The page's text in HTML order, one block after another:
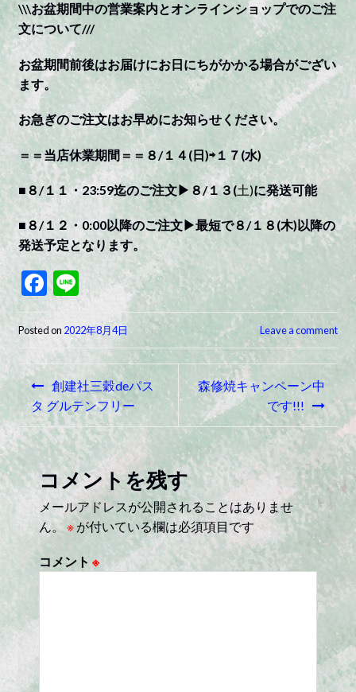
\\\お盆期間中の営業案内とオンラインショップでのご注
文について///
お盆期間前後はお届けにお日にちがかかる場合がござい
ます。
お急ぎのご注文はお早めにお知らせください。
＝＝当店休業期間＝＝８/１４(日)⇨１７(水)
■８/１１・23:59迄のご注文▶︎８/１３(土)に発送可能
■８/１２・0:00以降のご注文▶︎最短で８/１８(木)以降の
発送予定となります。
F
ac
e
b
o
o
k
Li
n
e
Posted on 2022年8月4日 Leave a comment
投
稿
ナ
ビ
ゲ
ー
シ
ン
創建社三穀deパス
タ グルテンフリー
森修焼キャンペーン中
です!!!
コメントを残す
メールアドレスが公開されることはありませ
ん。
※が付いている欄は必須項目です
コメント ※